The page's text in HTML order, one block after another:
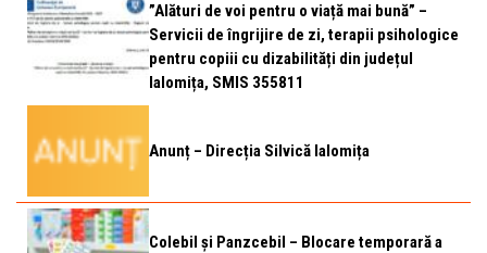
”Alături de voi pentru o viață mai bună” –
Servicii de îngrijire de zi, terapii psihologice
pentru copiii cu dizabilități din județul
Ialomița, SMIS 355811
Anunț – Direcția Silvică Ialomița
Colebil și Panzcebil – Blocare temporară a